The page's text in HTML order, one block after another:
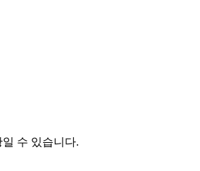
수 있습니다.